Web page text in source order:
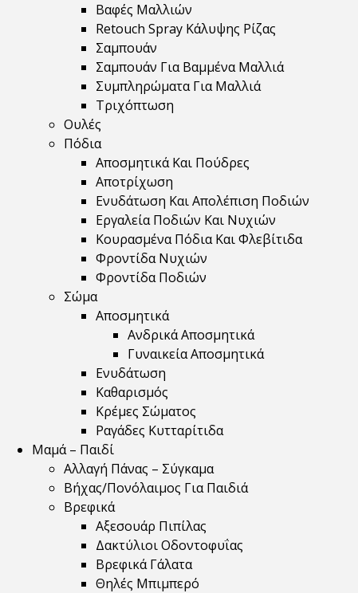
Βαφές Μαλλιών
Retouch Spray Κάλυψης Ρίζας
Σαμπουάν
Σαμπουάν Για Βαμμένα Μαλλιά
Συμπληρώματα Για Μαλλιά
Τριχόπτωση
Ουλές
Πόδια
Αποσμητικά Και Πούδρες
Αποτρίχωση
Ενυδάτωση Και Απολέπιση Ποδιών
Εργαλεία Ποδιών Και Νυχιών
Κουρασμένα Πόδια Και Φλεβίτιδα
Φροντίδα Νυχιών
Φροντίδα Ποδιών
Σώμα
Αποσμητικά
Ανδρικά Αποσμητικά
Γυναικεία Αποσμητικά
Ενυδάτωση
Καθαρισμός
Κρέμες Σώματος
Ραγάδες Κυτταρίτιδα
Μαμά – Παιδί
Αλλαγή Πάνας – Σύγκαμα
Βήχας/Πονόλαιμος Για Παιδιά
Βρεφικά
Αξεσουάρ Πιπίλας
Δακτύλιοι Οδοντοφυΐας
Βρεφικά Γάλατα
Θηλές Μπιμπερό